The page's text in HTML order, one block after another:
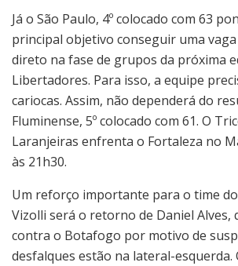
Já o São Paulo, 4º colocado com 63
principal objetivo conseguir uma
direto na fase de grupos da próxima
Libertadores. Para isso, a equipe
cariocas. Assim, não dependerá do
Fluminense, 5º colocado com 61. O
Laranjeiras enfrenta o Fortaleza no
às 21h30.
Um reforço importante para o time
Vizolli será o retorno de Daniel Alves,
contra o Botafogo por motivo de
desfalques estão na lateral-